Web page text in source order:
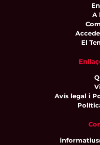
A
El
Avís legal i